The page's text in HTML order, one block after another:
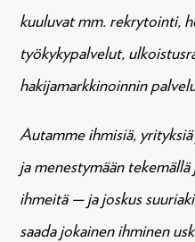
kuuluvat mm. rekrytointi,
työkykypalvelut,
hakijamarkkinoinnin
Autamme ihmisiä,
ja menestymään
ihmeitä — ja joskus
saada jokainen ihminen